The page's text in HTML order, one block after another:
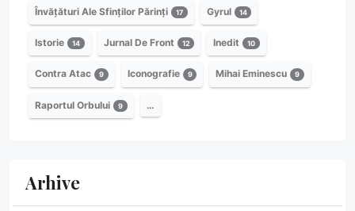
Învățături Ale Sfinților Părinți 17 Gyrul 14
Istorie 14 Jurnal De Front 12 Inedit 10
Contra Atac 9 Iconografie 9 Mihai Eminescu 9
Raportul Orbului 9 …
Arhive